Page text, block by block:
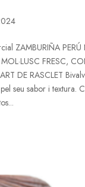
ZAMBURIÑA PERÚ
FRESC,
DE RASCLET
seu sabor i textura.